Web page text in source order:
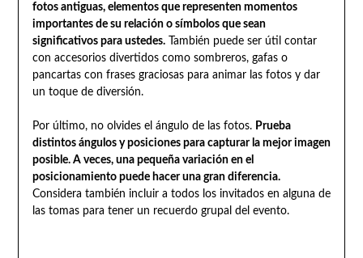
fotos antiguas, elementos que representen momentos
importantes de su relación o símbolos que sean
significativos para ustedes.También puede ser útil contar
con accesorios divertidos como sombreros, gafas o
pancartas con frases graciosas para animar las fotos y dar
un toque de diversión.
Por último, no olvides el ángulo de las fotos. Prueba
distintos ángulos y posiciones para capturar la mejor imagen
posible. A veces, una pequeña variación en el
posicionamiento puede hacer una gran diferencia.
Considera también incluir a todos los invitados en alguna de
las tomas para tener un recuerdo grupal del evento.